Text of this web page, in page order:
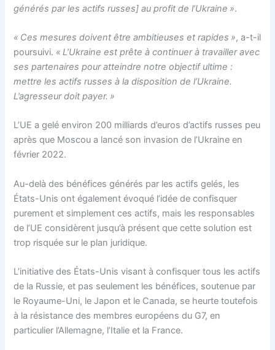
générés par les actifs russes] au profit de l’Ukraine ».
« Ces mesures doivent être ambitieuses et rapides », a-t-il
poursuivi. « L’Ukraine est prête à continuer à travailler avec
ses partenaires pour atteindre notre objectif ultime :
mettre les actifs russes à la disposition de l’Ukraine.
L’agresseur doit payer. »
L’UE a gelé environ 200 milliards d’euros d’actifs russes peu
après que Moscou a lancé son invasion de l’Ukraine en
février 2022.
Au-delà des bénéfices générés par les actifs gelés, les
États-Unis ont également évoqué l’idée de confisquer
purement et simplement ces actifs, mais les responsables
de l’UE considèrent jusqu’à présent que cette solution est
trop risquée sur le plan juridique.
L’initiative des États-Unis visant à confisquer tous les actifs
de la Russie, et pas seulement les bénéfices, soutenue par
le Royaume-Uni, le Japon et le Canada, se heurte toutefois
à la résistance des membres européens du G7, en
particulier l’Allemagne, l’Italie et la France.